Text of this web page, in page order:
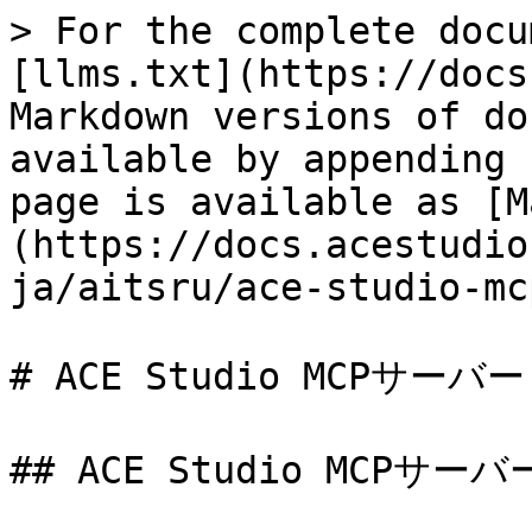
> For the complete
[llms.txt](https://
Markdown versions of
available by
page is available as
(https://
ja/aitsru/ace-studio-
# ACE Studio MCPサーバー
## ACE Studio MCPサーバ